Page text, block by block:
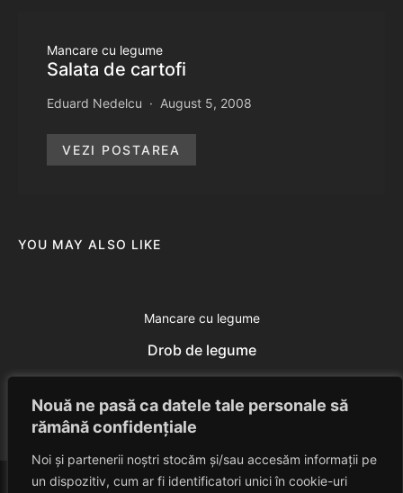
Nouă ne pasă ca datele tale personale să
rămână confidențiale
Noi și partenerii noștri stocăm și/sau accesăm informații pe
un dispozitiv, cum ar fi identificatori unici în cookie-uri
Mancare cu legume
Salata de cartofi
Eduard Nedelcu August 5, 2008
VEZI POSTAREA
YOU MAY ALSO LIKE
Mancare cu legume
Drob de legume
Eduard Nedelcu June 13, 2014